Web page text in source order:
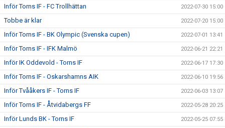
Inför Torns IF - FC Trollhättan 2022-07-30 15:00
Tobbe är klar 2022-07-20 15:00
Inför Torns IF - BK Olympic (Svenska cupen) 2022-07-01 13:41
Inför Torns IF - IFK Malmö 2022-06-21 22:21
Inför IK Oddevold - Torns IF 2022-06-17 17:30
Inför Torns IF - Oskarshamns AIK 2022-06-10 19:56
Inför Tvååkers IF - Torns IF 2022-06-03 13:07
Inför Torns IF - Åtvidabergs FF 2022-05-28 20:25
Inför Lunds BK - Torns IF 2022-05-25 07:55